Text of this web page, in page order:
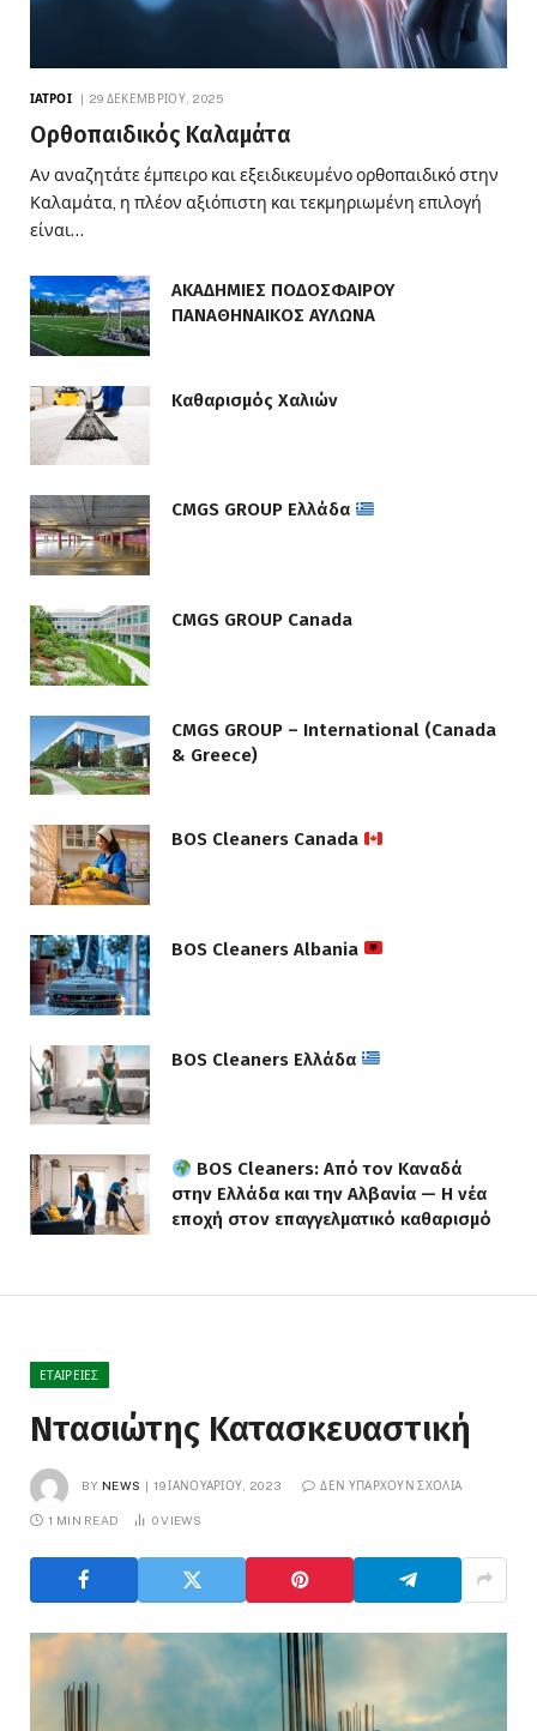
ΙΑΤΡΟΊ 29 ΔΕΚΕΜΒΡΊΟΥ, 2025
Ορθοπαιδικός Καλαμάτα
Αν αναζητάτε έμπειρο και εξειδικευμένο ορθοπαιδικό στην
Καλαμάτα, η πλέον αξιόπιστη και τεκμηριωμένη επιλογή
είναι…
ΑΚΑΔΗΜΙΕΣ ΠΟΔΟΣΦΑΙΡΟΥ
ΠΑΝΑΘΗΝΑΙΚΟΣ ΑΥΛΩΝΑ
Καθαρισμός Χαλιών
CMGS GROUP Ελλάδα
CMGS GROUP Canada
CMGS GROUP – International (Canada
& Greece)
BOS Cleaners Canada
BOS Cleaners Albania
BOS Cleaners Ελλάδα
BOS Cleaners: Από τον Καναδά
στην Ελλάδα και την Αλβανία — Η νέα
εποχή στον επαγγελματικό καθαρισμό
ΕΤΑΙΡΕΊΕΣ
Ντασιώτης Κατασκευαστική
BY NEWS 19 ΙΑΝΟΥΑΡΊΟΥ, 2023 ΔΕΝ ΥΠΆΡΧΟΥΝ ΣΧΌΛΙΑ
1 MIN READ 0VIEWS